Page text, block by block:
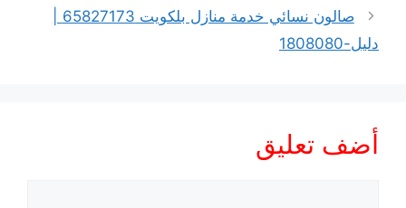
دليل-1808080
أضف تعليق